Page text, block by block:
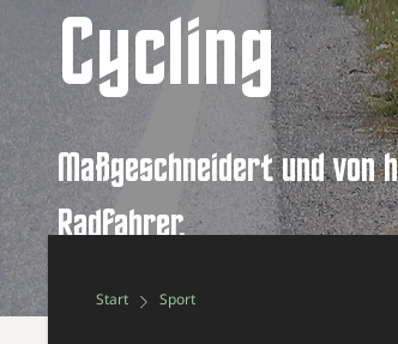
Cycling
Maßgeschneidert und von
Radfahrer.
Felgen nach Maß, Teile &
Start Sport